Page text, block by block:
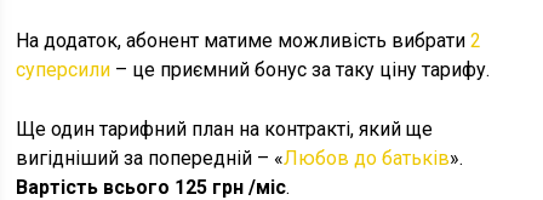
На додаток, абонент матиме можливість вибрати2
суперсили – це приємний бонус за таку ціну тарифу.
Ще один тарифний план на контракті, який ще
вигідніший за попередній – «Любов до батьків».
Вартість всього 125 грн /міс.